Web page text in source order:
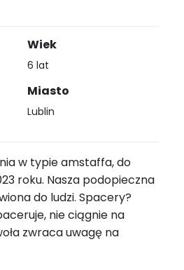
Wiek
6 lat
Miasto
Lublin
w typie amstaffa, do
roku. Nasza podopieczna
do ludzi. Spacery?
nie ciągnie na
zwraca uwagę na